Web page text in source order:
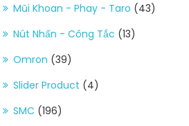
Mũi Khoan - Phay - Taro (43)
Nút Nhấn - Công Tắc (13)
Omron (39)
Slider Product (4)
SMC (196)